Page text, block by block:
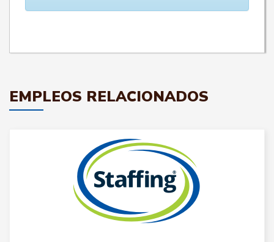
EMPLEOS RELACIONADOS